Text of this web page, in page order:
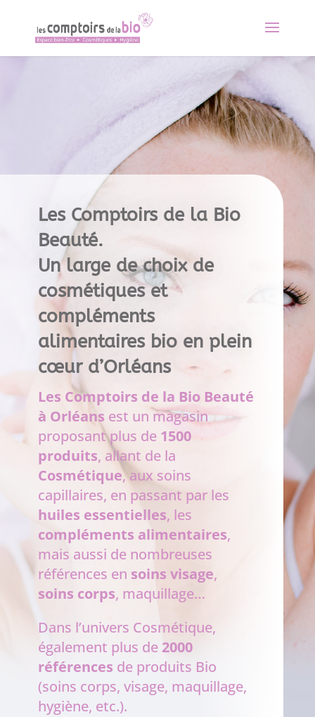
Les Comptoirs de la Bio
Beauté.
Un large de choix de
cosmétiques et
compléments
alimentaires bio en plein
cœur d’Orléans
Les Comptoirs de la Bio Beauté
à Orléans est un magasin
proposant plus de 1500
produits, allant de la
Cosmétique, aux soins
capillaires, en passant par les
huiles essentielles, les
compléments alimentaires,
mais aussi de nombreuses
références en soins visage,
soins corps, maquillage…
Dans l’univers Cosmétique,
également plus de 2000
références de produits Bio
(soins corps, visage, maquillage,
hygiène, etc.).